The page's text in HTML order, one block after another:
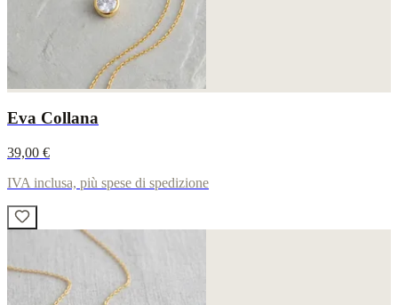
Eva Collana
39,00 €
IVA inclusa, più spese di spedizione